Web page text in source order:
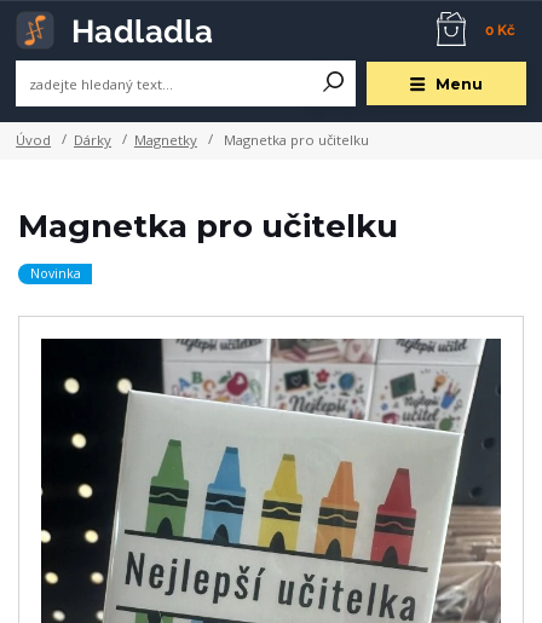
Menu
0 Kč
Úvod Dárky Magnetky Magnetka pro učitelku
Magnetka pro učitelku
Novinka